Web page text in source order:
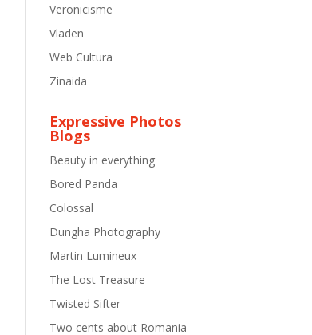
Veronicisme
Vladen
Web Cultura
Zinaida
Expressive Photos
Blogs
Beauty in everything
Bored Panda
Colossal
Dungha Photography
Martin Lumineux
The Lost Treasure
Twisted Sifter
Two cents about Romania